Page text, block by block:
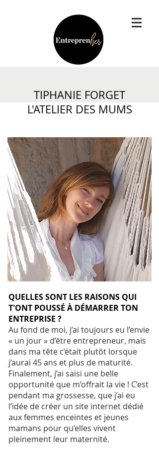
QUELLES SONT LES RAISONS QUI
T'ONT POUSSÉ À DÉMARRER TON
ENTREPRISE ?
Au fond de moi, j’ai toujours eu l’envie
« un jour » d’être entrepreneur, mais
dans ma tête c’était plutôt lorsque
j’aurai 45 ans et plus de maturité.
Finalement, j’ai saisi une belle
opportunité que m’offrait la vie ! C’est
pendant ma grossesse, que j’ai eu
l’idée de créer un site internet dédié
aux femmes enceintes et jeunes
mamans pour qu’elles vivent
pleinement leur maternité.
TIPHANIE FORGET
L'ATELIER DES MUMS